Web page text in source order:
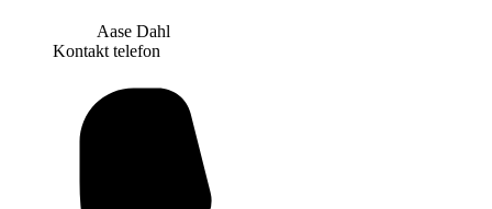
Aase Dahl
Kontakt telefon